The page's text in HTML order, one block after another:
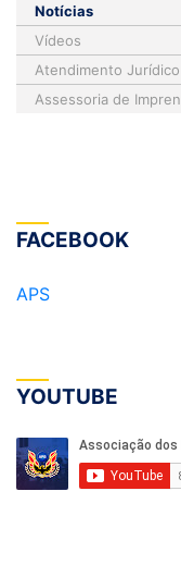
Notícias
Vídeos
Atendimento Jurídico
Assessoria de
FACEBOOK
APS
YOUTUBE